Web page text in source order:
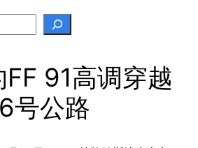
91高调穿越
号公路